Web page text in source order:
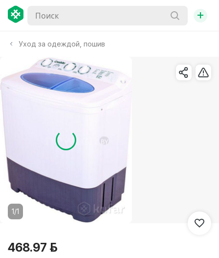
+
Уход за одеждой, пошив
1/1
468.97 р.